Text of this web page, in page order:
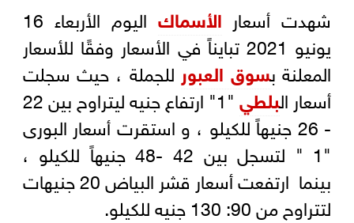
شهدت أسعار الأسماك
اليوم الأربعاء 16
يونيو 2021 تبايناً في الأسعار وفقًا للأسعار
المعلنة بسوق العبور للجملة ، حيث سجلت
أسعار البلطي
"1" ارتفاع جنيه ليتراوح بين 22
- 26 جنيهاً للكيلو ، و استقرت أسعار البورى
"1 " لتسجل بين 42 -48 جنيهاً للكيلو ،
بينما ارتفعت أسعار قشر البياض 20 جنيهات
لتتراوح من 90: 130 جنيه للكيلو.